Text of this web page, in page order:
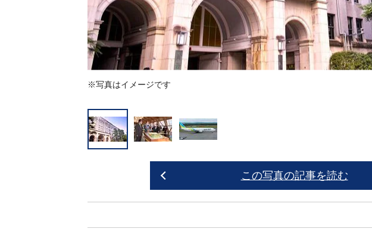
※写真はイメージです
この写真の記事を読む